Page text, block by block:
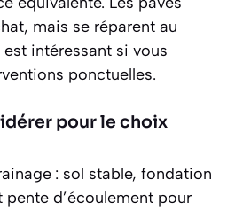
mais se réparent au
intéressant si vous
ponctuelles.
pour le choix
: sol stable, fondation
pente d’écoulement pour